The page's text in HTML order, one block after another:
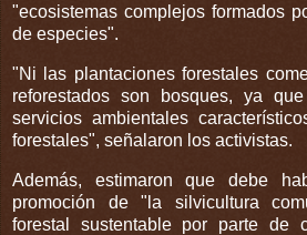
"ecosistemas complejos formados
de especies".
"Ni las plantaciones forestales
reforestados son bosques, ya
servicios ambientales
forestales", señalaron los activistas.
Además, estimaron que debe
promoción de "la silvicultura
forestal sustentable por parte de